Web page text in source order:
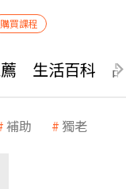
購買課程
生活百科
補助 獨老